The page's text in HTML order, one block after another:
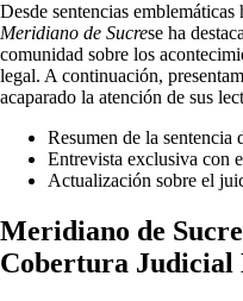
Desde sentencias
Meridiano de Sucrese ha
comunidad sobre los
legal. A continuación,
acaparado la atención de sus
Resumen de la sentencia
Entrevista exclusiva con
Actualización sobre el
Meridiano de
Cobertura Judicial